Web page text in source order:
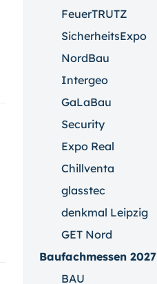
FeuerTRUTZ
SicherheitsExpo
NordBau
Intergeo
GaLaBau
Security
Expo Real
Chillventa
glasstec
denkmal Leipzig
GET Nord
Baufachmessen 2027
BAU